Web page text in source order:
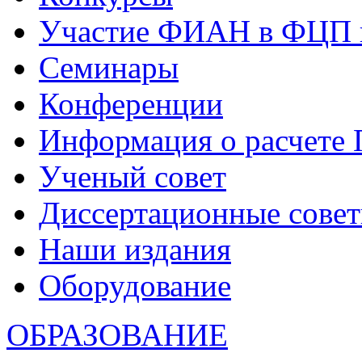
Участие ФИАН в ФЦП
Семинары
Конференции
Информация о
Ученый совет
Диссертационные
Наши издания
Оборудование
ОБРАЗОВАНИЕ